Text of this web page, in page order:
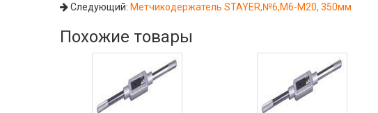
Следующий: Метчикодержатель STAYER,№6,М6-М20, 350мм
Похожие товары